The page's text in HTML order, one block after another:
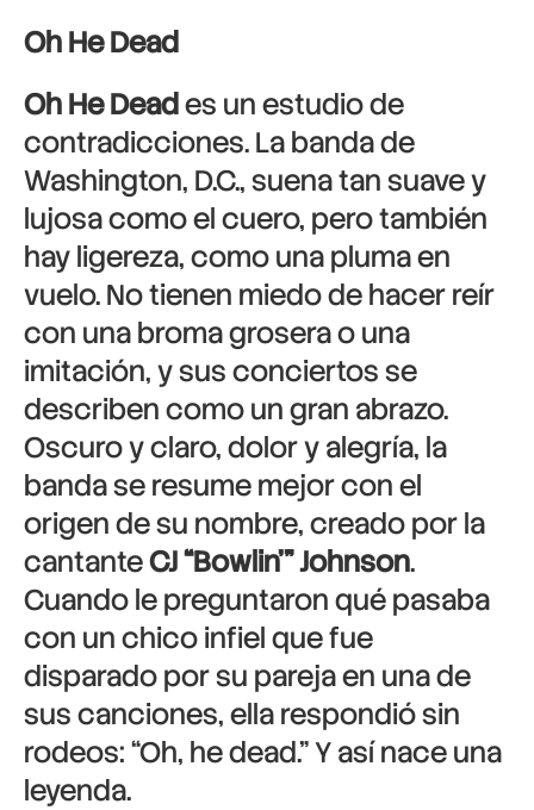
Oh He Dead
Oh He Deades un estudio de
contradicciones. La banda de
Washington, D.C., suena tan suave y
lujosa como el cuero, pero también
hay ligereza, como una pluma en
vuelo. No tienen miedo de hacer reír
con una broma grosera o una
imitación, y sus conciertos se
describen como un gran abrazo.
Oscuro y claro, dolor y alegría, la
banda se resume mejor con el
origen de su nombre, creado por la
cantanteCJ “Bowlin’” Johnson.
Cuando le preguntaron qué pasaba
con un chico infiel que fue
disparado por su pareja en una de
sus canciones, ella respondió sin
rodeos: “Oh, he dead.” Y así nace una
leyenda.